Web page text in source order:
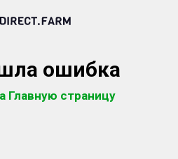
ошибка
Главную страницу